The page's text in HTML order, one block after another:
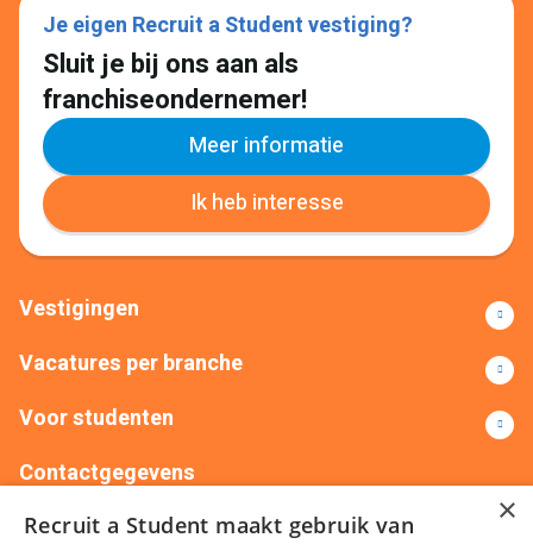
Je eigen Recruit a Student vestiging?
Sluit je bij ons aan als
franchiseondernemer!
Meer informatie
Ik heb interesse
Vestigingen
Vacatures per branche
Voor studenten
Contactgegevens
+31(0)88 522 00 76 info@recruitastudent.nl ×
Recruit a Student maakt gebruik van